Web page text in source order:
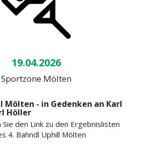
19.04.2026
Sportzone Mölten
Mölten - in Gedenken an Karl
Höller
Sie den Link zu den Ergebnislisten
4. Bahndl Uphill Mölten